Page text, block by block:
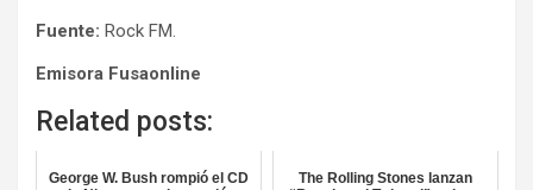
Fuente: Rock FM.
Emisora Fusaonline
Related posts:
George W. Bush rompió el CD
The Rolling Stones lanzan